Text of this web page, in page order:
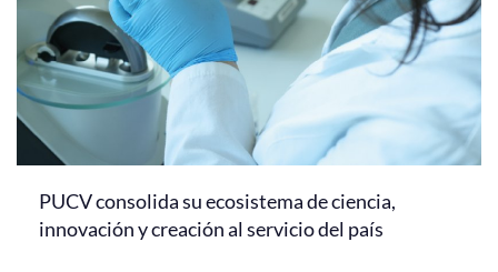
PUCV consolida su ecosistema de ciencia,
innovación y creación al servicio del país